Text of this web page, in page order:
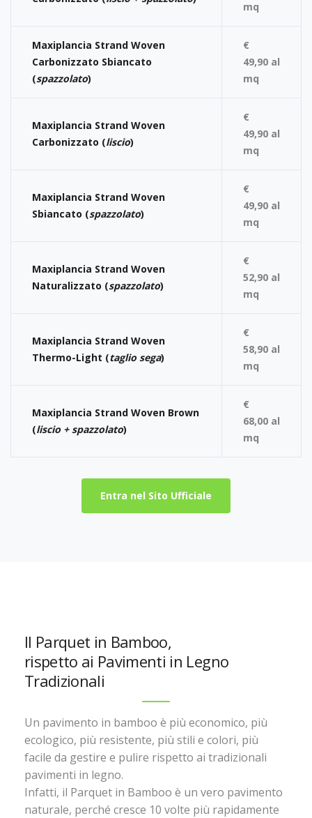
mq
Maxiplancia Strand Woven
Carbonizzato Sbiancato
(spazzolato)
€
49,90 al
mq
Maxiplancia Strand Woven
Carbonizzato (liscio)
€
49,90 al
mq
Maxiplancia Strand Woven
Sbiancato (spazzolato)
€
49,90 al
mq
Maxiplancia Strand Woven
Naturalizzato (spazzolato)
€
52,90 al
mq
Maxiplancia Strand Woven
Thermo-Light (taglio sega)
€
58,90 al
mq
Maxiplancia Strand Woven Brown
(liscio + spazzolato)
€
68,00 al
mq
Entra nel Sito Ufficiale
Il Parquet in Bamboo,
rispetto ai Pavimenti in Legno
Tradizionali
Un pavimento in bamboo è più economico, più
ecologico, più resistente, più stili e colori, più
facile da gestire e pulire rispetto ai tradizionali
pavimenti in legno.
Infatti, il Parquet in Bamboo è un vero pavimento
naturale, perché cresce 10 volte più rapidamente